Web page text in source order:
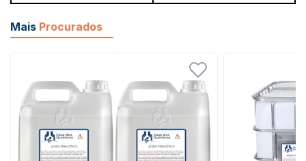
Mais Procurados